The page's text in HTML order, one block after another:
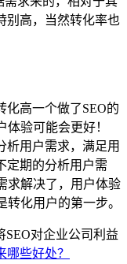
别高，当然转化率也
化高一个做了SEO的
验可能会更好！
析用户需求，满足用
定期的分析用户需
求解决了，用户体验
化用户的第一步。
SEO对企业公司利益
哪些好处？